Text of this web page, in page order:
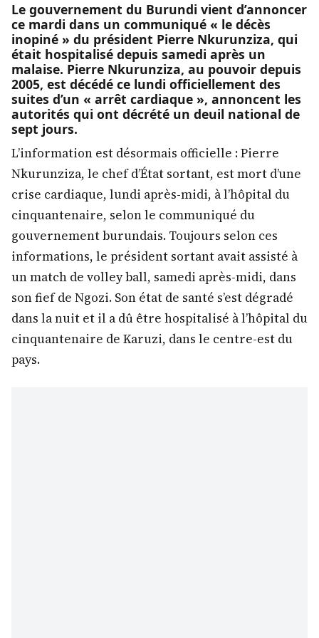
Le gouvernement du Burundi vient d’annoncer
ce mardi dans un communiqué « le décès
inopiné » du président Pierre Nkurunziza, qui
était hospitalisé depuis samedi après un
malaise. Pierre Nkurunziza, au pouvoir depuis
2005, est décédé ce lundi officiellement des
suites d’un « arrêt cardiaque », annoncent les
autorités qui ont décrété un deuil national de
sept jours.
L’information est désormais officielle : Pierre
Nkurunziza, le chef d’État sortant, est mort d’une
crise cardiaque, lundi après-midi, à l’hôpital du
cinquantenaire, selon le communiqué du
gouvernement burundais. Toujours selon ces
informations, le président sortant avait assisté à
un match de volley ball, samedi après-midi, dans
son fief de Ngozi. Son état de santé s’est dégradé
dans la nuit et il a dû être hospitalisé à l’hôpital du
cinquantenaire de Karuzi, dans le centre-est du
pays.